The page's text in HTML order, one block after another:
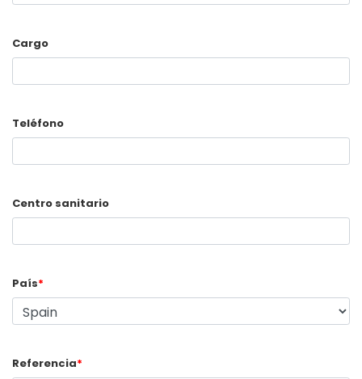
Cargo
Teléfono
Centro sanitario
País*
Referencia*